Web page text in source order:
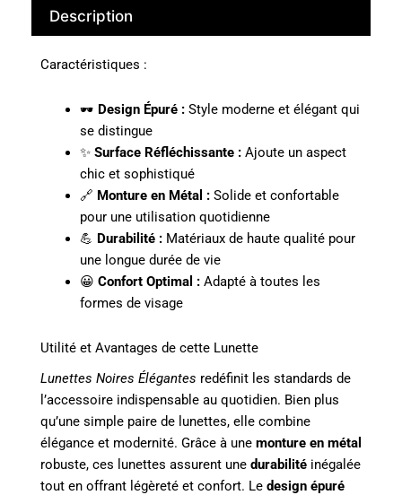
Description
Caractéristiques :
🕶️ Design Épuré :Style moderne et élégant qui
se distingue
✨ Surface Réfléchissante :Ajoute un aspect
chic et sophistiqué
🔗 Monture en Métal :Solide et confortable
pour une utilisation quotidienne
💪 Durabilité :Matériaux de haute qualité pour
une longue durée de vie
😀 Confort Optimal :Adapté à toutes les
formes de visage
Utilité et Avantages de cette Lunette
Lunettes Noires Élégantes redéfinit les standards de
l’accessoire indispensable au quotidien. Bien plus
qu’une simple paire de lunettes, elle combine
élégance et modernité. Grâce à une monture en métal
robuste, ces lunettes assurent une durabilité inégalée
tout en offrant légèreté et confort. Le design épuré